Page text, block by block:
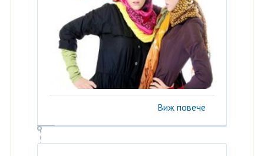
Виж повече